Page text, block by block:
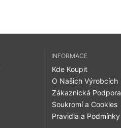
INFORMACE
Kde Koupit
O Našich Výrobcích
Zákaznická Podpora
Soukromí a Cookies
Pravidla a Podmínky